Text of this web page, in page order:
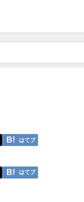
はてブ
はてブ